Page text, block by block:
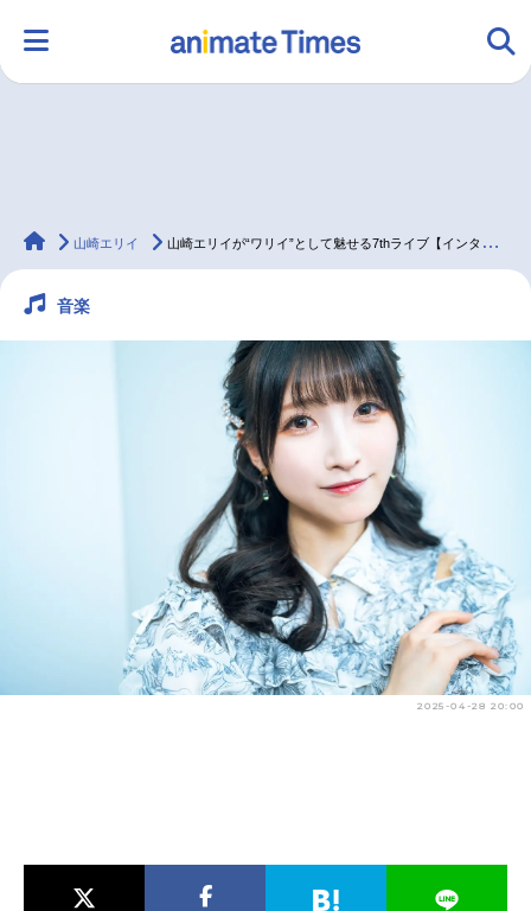
ラジオ みんなの声 グッズ 映画
配信・Vtuber トレンド
声優記事一覧
実写化映画一覧
今期アニメ曜日別一覧
夏アニメ
animateTimes
山崎エリイ 山崎エリイが“ワリイ”として魅せる7thライブ【インタビュー】
音楽
2025-04-28 20:00